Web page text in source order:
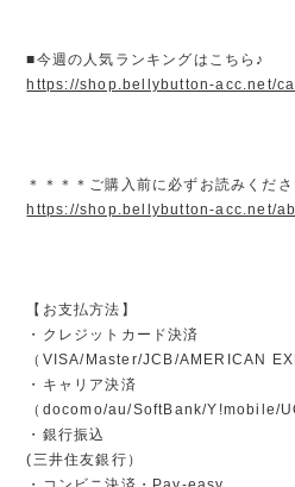
■今週の人気ランキングはこちら♪
https://shop.bellybutton-acc.net/
＊＊＊＊ご購入前に必ずお読みくださ
https://shop.bellybutton-acc.net/
【お支払方法】
・クレジットカード決済
（VISA/Master/JCB/AMERICAN
・キャリア決済
（docomo/au/SoftBank/Y!mobile/
・銀行振込
(三井住友銀行）